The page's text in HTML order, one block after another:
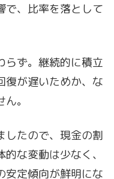
で、比率を落として
らず。継続的に積立
復が遅いためか、な
。
したので、現金の割
な変動は少なく、
安定傾向が鮮明にな